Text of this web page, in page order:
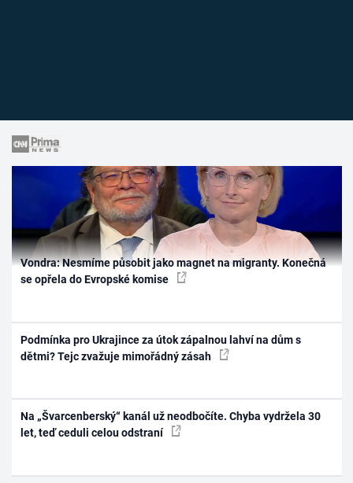
Vondra: Nesmíme působit jako magnet na migranty. Konečná
se opřela do Evropské komise
Podmínka pro Ukrajince za útok zápalnou lahví na dům s
dětmi? Tejc zvažuje mimořádný zásah
Na „Švarcenberský“ kanál už neodbočíte. Chyba vydržela 30
let, teď ceduli celou odstraní